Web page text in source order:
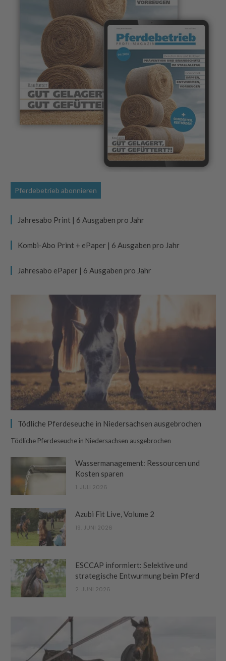
Pferdebetrieb abonnieren
Jahresabo Print | 6 Ausgaben pro Jahr
Kombi-Abo Print + ePaper | 6 Ausgaben pro Jahr
Jahresabo ePaper | 6 Ausgaben pro Jahr
Tödliche Pferdeseuche in Niedersachsen ausgebrochen
Tödliche Pferdeseuche in Niedersachsen ausgebrochen
Wassermanagement: Ressourcen und
Kosten sparen
1. JULI 2026
Azubi Fit Live, Volume 2
19. JUNI 2026
ESCCAP informiert: Selektive und
strategische Entwurmung beim Pferd
2. JUNI 2026